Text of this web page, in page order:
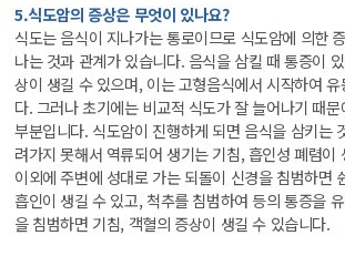
5.식도암의 증상은 무엇이 있나요?
식도는 음식이 지나가는 통로이므로 식도암에 의한
나는 것과 관계가 있습니다. 음식을 삼킬 때 통증이
상이 생길 수 있으며, 이는 고형음식에서 시작하여
다. 그러나 초기에는 비교적 식도가 잘 늘어나기 때
부분입니다. 식도암이 진행하게 되면 음식을 삼키는
려가지 못해서 역류되어 생기는 기침, 흡인성 폐렴이
이외에 주변에 성대로 가는 되돌이 신경을 침범하면
흡인이 생길 수 있고, 척추를 침범하여 등의 통증을
을 침범하면 기침, 객혈의 증상이 생길 수 있습니다.